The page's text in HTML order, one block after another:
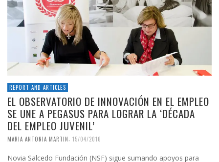
REPORT AND ARTICLES
EL OBSERVATORIO DE INNOVACIÓN EN EL EMPLEO
SE UNE A PEGASUS PARA LOGRAR LA ‘DÉCADA
DEL EMPLEO JUVENIL’
MARIA ANTONIA MARTIN, 15/04/2016
Novia Salcedo Fundación (NSF) sigue sumando apoyos para